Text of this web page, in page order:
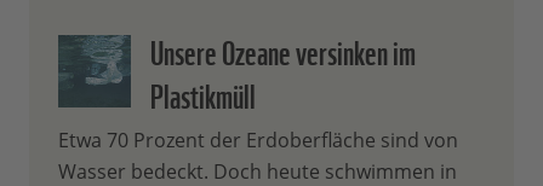
Unsere Ozeane versinken im
Plastikmüll
Etwa 70 Prozent der Erdoberfläche sind von
Wasser bedeckt. Doch heute schwimmen in